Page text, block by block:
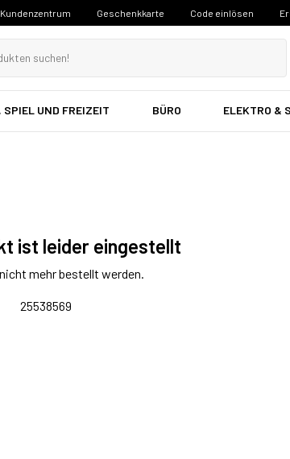
Kundenzentrum Geschenkkarte Code einlösen
SPIEL UND FREIZEIT BÜRO ELEKTRO &
ist leider eingestellt
mehr bestellt werden.
25538569